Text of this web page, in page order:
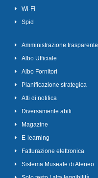
Wi-Fi
Spid
Amministrazione trasparente
Albo Ufficiale
Albo Fornitori
Pianificazione strategica
Atti di notifica
Diversamente abili
Magazine
E-learning
Fatturazione elettronica
Sistema Museale di Ateneo